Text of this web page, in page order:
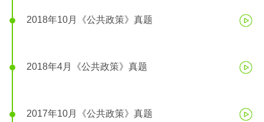
2018年10月《公共政策》真题
2018年4月《公共政策》真题
2017年10月《公共政策》真题